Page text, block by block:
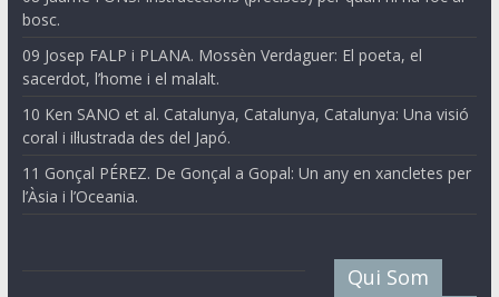
bosc.
09 Josep FALP i PLANA. Mossèn Verdaguer: El poeta, el
sacerdot, l’home i el malalt.
10 Ken SANO et al. Catalunya, Catalunya, Catalunya: Una visió
coral i il·lustrada des del Japó.
11 Gonçal PÉREZ. De Gonçal a Gopal: Un any en xancletes per
l’Àsia i l’Oceania.
Qui Som